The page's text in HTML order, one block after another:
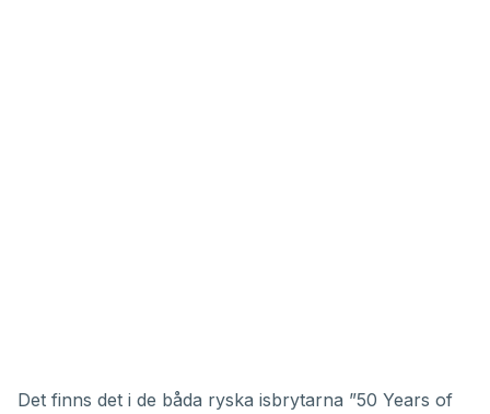
Det finns det i de båda ryska isbrytarna ”50 Years of